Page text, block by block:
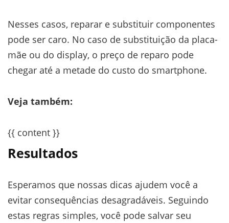
Nesses casos, reparar e substituir componentes
pode ser caro. No caso de substituição da placa-
mãe ou do display, o preço de reparo pode
chegar até a metade do custo do smartphone.
Veja também:
{{ content }}
Resultados
Esperamos que nossas dicas ajudem você a
evitar consequências desagradáveis. Seguindo
estas regras simples, você pode salvar seu